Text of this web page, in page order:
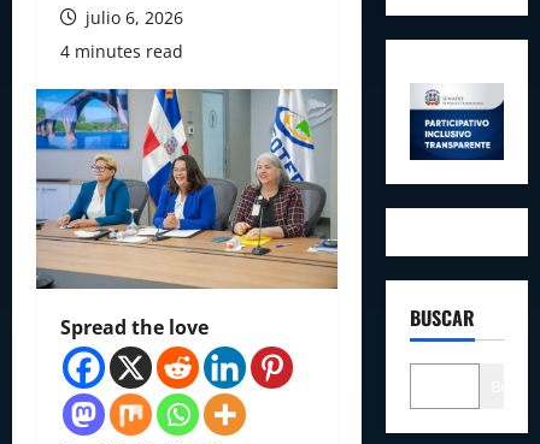
julio 6, 2026
4 minutes read
Spread the love BUSCAR